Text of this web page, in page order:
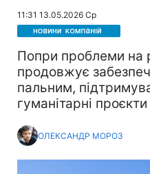
11:31 13.05.2026 Ср
Попри проблеми на
продовжує
пальним,
гуманітарні проєкти
ОЛЕКСАНДР МОРОЗ